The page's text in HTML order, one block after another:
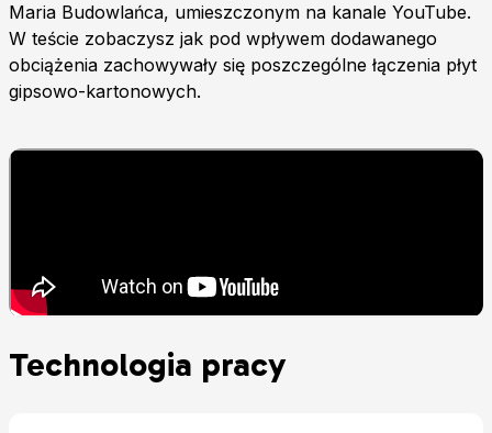
Maria Budowlańca, umieszczonym na kanale YouTube.
W teście zobaczysz jak pod wpływem dodawanego
obciążenia zachowywały się poszczególne łączenia płyt
gipsowo-kartonowych.
Technologia pracy